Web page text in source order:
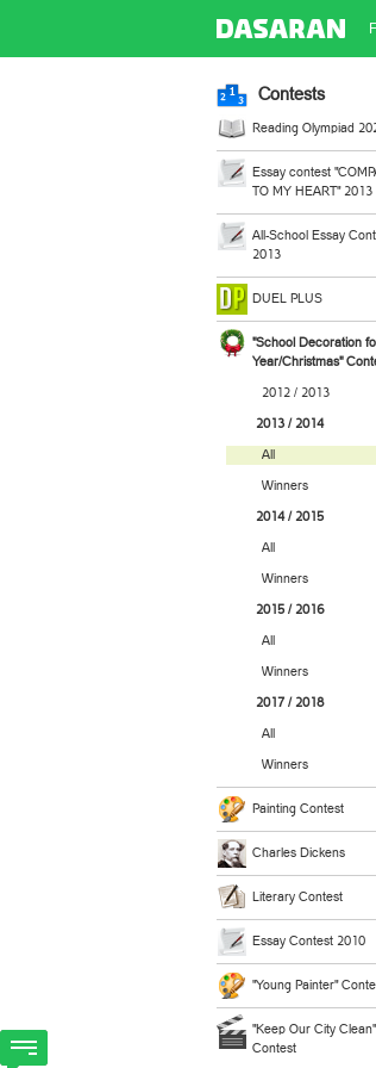
Contests
Reading Olympiad
Essay contest
TO MY HEART" 2013
All-School Essay
2013
DUEL PLUS
"School Decoration
Year/Christmas"
2012 / 2013
2013 / 2014
All
Winners
2014 / 2015
All
Winners
2015 / 2016
All
Winners
2017 / 2018
All
Winners
Painting Contest
Charles Dickens
Literary Contest
Essay Contest 2010
"Young Painter"
"Keep Our City
Contest